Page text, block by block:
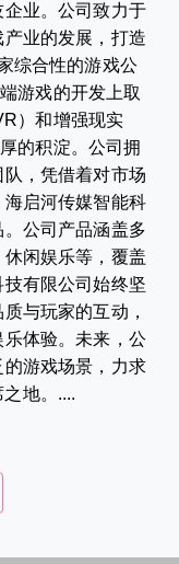
业。公司致力于
业的发展，打造
综合性的游戏公
游戏的开发上取
）和增强现实
的积淀。公司拥
，凭借着对市场
启河传媒智能科
公司产品涵盖多
闲娱乐等，覆盖
有限公司始终坚
与玩家的互动，
体验。未来，公
游戏场景，力求
地。....